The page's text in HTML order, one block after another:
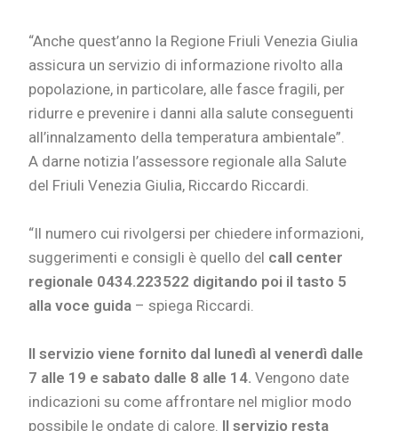
“Anche quest’anno la Regione Friuli Venezia Giulia
assicura un servizio di informazione rivolto alla
popolazione, in particolare, alle fasce fragili, per
ridurre e prevenire i danni alla salute conseguenti
all’innalzamento della temperatura ambientale”.
A darne notizia l’assessore regionale alla Salute
del Friuli Venezia Giulia, Riccardo Riccardi.
“Il numero cui rivolgersi per chiedere informazioni,
suggerimenti e consigli è quello del call center
regionale 0434.223522 digitando poi il tasto 5
alla voce guida – spiega Riccardi.
Il servizio viene fornito dal lunedì al venerdì dalle
7 alle 19 e sabato dalle 8 alle 14. Vengono date
indicazioni su come affrontare nel miglior modo
possibile le ondate di calore. Il servizio resta